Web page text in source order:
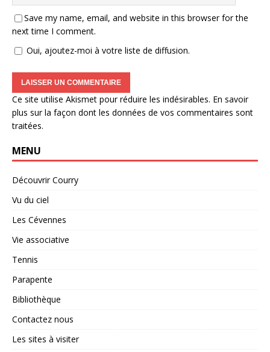
Save my name, email, and website in this browser for the
next time I comment.
Oui, ajoutez-moi à votre liste de diffusion.
Ce site utilise Akismet pour réduire les indésirables. En savoir
plus sur la façon dont les données de vos commentaires sont
traitées.
MENU
Découvrir Courry
Vu du ciel
Les Cévennes
Vie associative
Tennis
Parapente
Bibliothèque
Contactez nous
Les sites à visiter